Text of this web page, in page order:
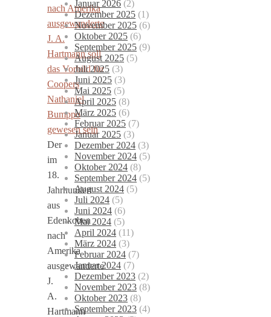
Der
im
18.
Jahrhundert
aus
Edenkoben
nach
Amerika
ausgewanderte
J.
A.
Hartmann
Januar 2026 (2)
Dezember 2025 (1)
November 2025 (6)
Oktober 2025 (6)
September 2025 (9)
August 2025 (5)
Juli 2025 (3)
Juni 2025 (3)
Mai 2025 (5)
April 2025 (8)
März 2025 (6)
Februar 2025 (7)
Januar 2025 (3)
Dezember 2024 (3)
November 2024 (5)
Oktober 2024 (8)
September 2024 (5)
August 2024 (5)
Juli 2024 (5)
Juni 2024 (6)
Mai 2024 (5)
April 2024 (11)
März 2024 (3)
Februar 2024 (7)
Januar 2024 (7)
Dezember 2023 (2)
November 2023 (8)
Oktober 2023 (8)
September 2023 (4)